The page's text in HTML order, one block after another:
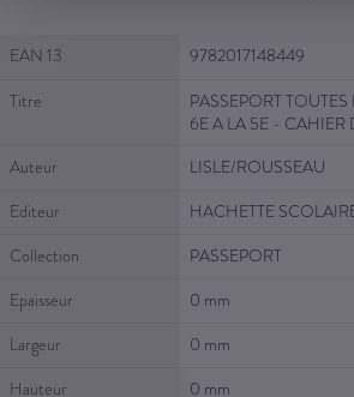
Fiche Technique
EAN 13
9782017148449
Titre
PASSEPORT
6E A LA 5E - CAHIER
Auteur
LISLE/ROUSSEAU
Editeur
HACHETTE
Collection
PASSEPORT
Epaisseur
0 mm
Largeur
0 mm
Hauteur
0 mm